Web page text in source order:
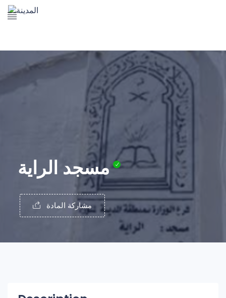
The Prophet's Mosque
Madena services
مسجد الراية
مشاركة المادة